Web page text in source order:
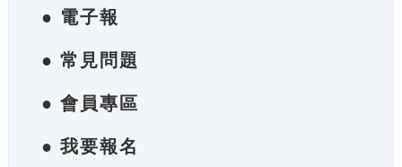
● 電子報
● 常見問題
● 會員專區
● 我要報名